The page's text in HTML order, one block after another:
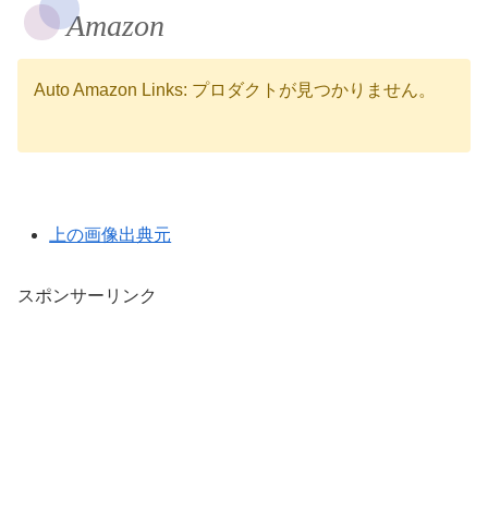
Amazon
Auto Amazon Links: プロダクトが見つかりません。
上の画像出典元
スポンサーリンク